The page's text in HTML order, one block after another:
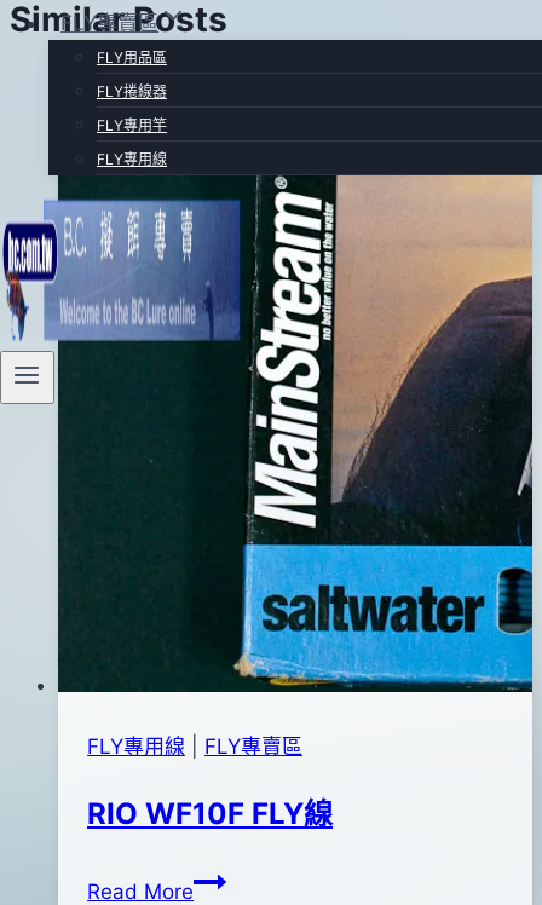
FLY專賣區
FLY用品區
FLY捲線器
FLY專用竿
FLY專用線
04
Similar Posts
FLY專用線 FLY專賣區
RIO WF10F FLY線
By anna
2012
Read MoreRIO